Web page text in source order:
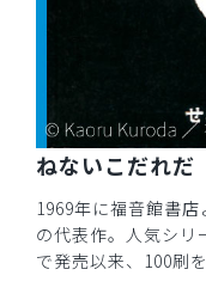
ねないこだれだ
1969年に福音館書
の代表作。人気シリ
で発売以来、100刷